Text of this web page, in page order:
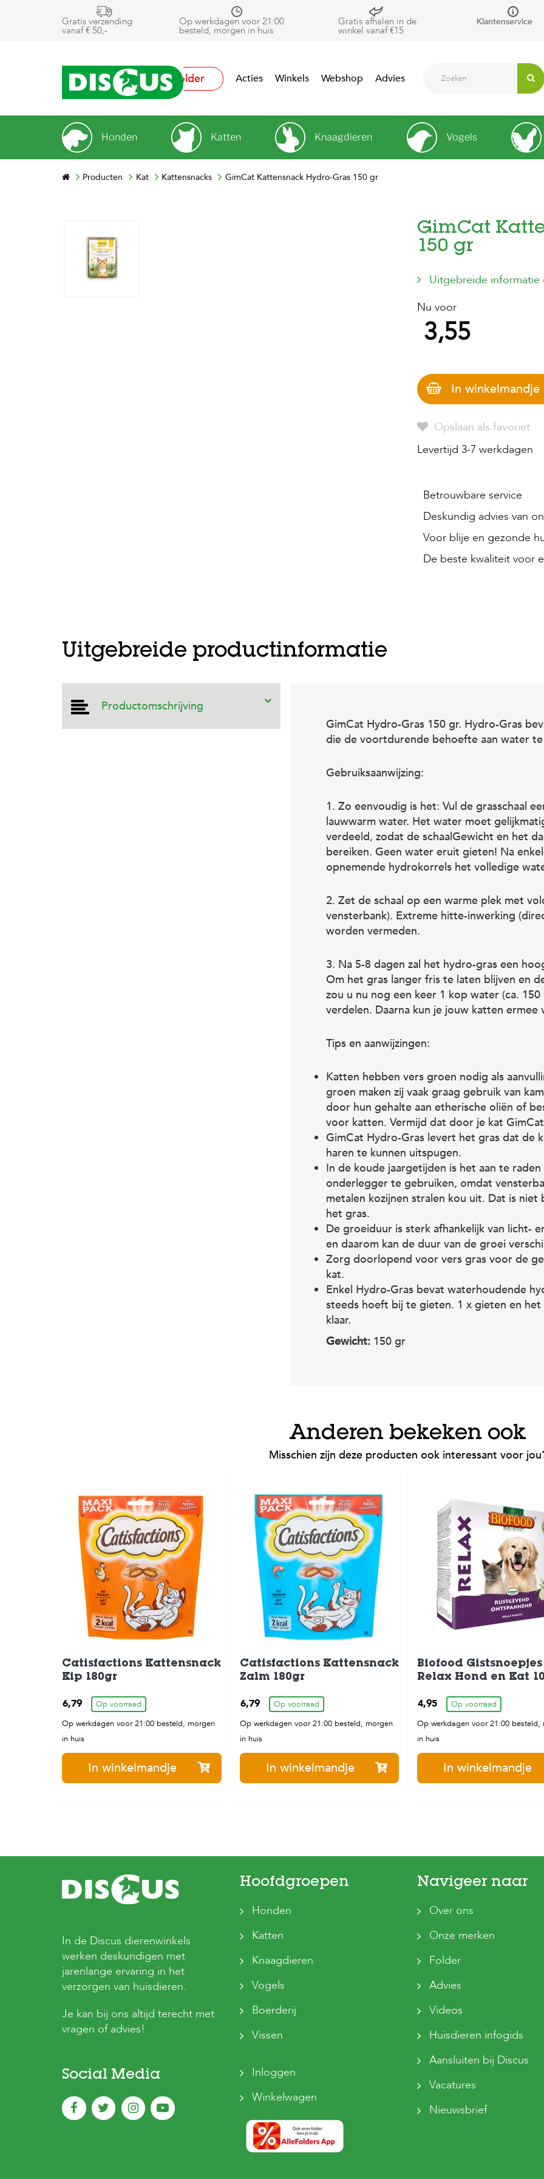
Gratis verzending
vanaf € 50,-
Op werkdagen voor 21:00
besteld, morgen in huis
Gratis afhalen in de
winkel vanaf €15
Klantenservice
Folder Acties Winkels Webshop Advies
Honden Katten Knaagdieren Vogels
Producten Kat Kattensnacks GimCat Kattensnack Hydro-Gras 150 gr
GimCat
150 gr
Uitgebreide
Nu voor
3,55
In winkelmandje
Opslaan als favoriet
Levertijd 3-7 werkdagen
Betrouwbare service
Deskundig advies van
Voor blije en gezonde
De beste kwaliteit voor
Uitgebreide productinformatie
Productomschrijving
GimCat Hydro-Gras 150 gr. Hydro-Gras
die de voortdurende behoefte aan water
Gebruiksaanwijzing:
1. Zo eenvoudig is het: Vul de grasschaal
lauwwarm water. Het water moet
verdeeld, zodat de schaalGewicht en het
bereiken. Geen water eruit gieten! Na
opnemende hydrokorrels het volledige
2. Zet de schaal op een warme plek met
vensterbank). Extreme hitte-inwerking
worden vermeden.
3. Na 5-8 dagen zal het hydro-gras een
Om het gras langer fris te laten blijven en
zou u nu nog een keer 1 kop water (ca.
verdelen. Daarna kun je jouw katten ermee
Tips en aanwijzingen:
Katten hebben vers groen nodig als
groen maken zij vaak graag gebruik van
door hun gehalte aan etherische oliën of
voor katten. Vermijd dat door je kat
GimCat Hydro-Gras levert het gras dat de
haren te kunnen uitspugen.
In de koude jaargetijden is het aan te
onderlegger te gebruiken, omdat
metalen kozijnen stralen kou uit. Dat is
het gras.
De groeiduur is sterk afhankelijk van licht-
en daarom kan de duur van de groei
Zorg doorlopend voor vers gras voor de
kat.
Enkel Hydro-Gras bevat waterhoudende
steeds hoeft bij te gieten. 1 x gieten en het
klaar.
Gewicht: 150 gr
Anderen bekeken ook
Misschien zijn deze producten ook interessant voor
Catisfactions Kattensnack
Kip 180gr
6,79
Op voorraad
Op werkdagen voor 21:00 besteld, morgen
in huis
In winkelmandje
Catisfactions Kattensnack
Zalm 180gr
6,79
Op voorraad
Op werkdagen voor 21:00 besteld, morgen
in huis
In winkelmandje
Biofood Gistsnoepjes
Relax Hond en Kat
4,95
Op voorraad
Op werkdagen voor 21:00 besteld,
in huis
In winkelmandje
In de Discus dierenwinkels
werken deskundigen met
jarenlange ervaring in het
verzorgen van huisdieren.
Je kan bij ons altijd terecht met
vragen of advies!
Social Media
Hoofdgroepen
Honden
Katten
Knaagdieren
Vogels
Boerderij
Vissen
Inloggen
Winkelwagen
Navigeer naar
Over ons
Onze merken
Folder
Advies
Videos
Huisdieren infogids
Aansluiten bij Discus
Vacatures
Nieuwsbrief